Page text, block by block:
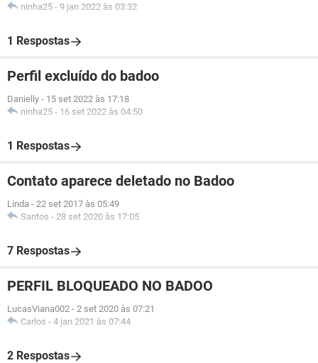
ninha25 - 9 jan 2022 às 03:32
1 Respostas
Perfil excluído do badoo
Danielly - 15 set 2022 às 17:18
ninha25 - 16 set 2022 às 04:50
1 Respostas
Contato aparece deletado no Badoo
Linda - 22 set 2017 às 05:49
Santos - 28 set 2020 às 17:05
7 Respostas
PERFIL BLOQUEADO NO BADOO
LucasViana002 - 2 set 2020 às 07:21
Carlos - 4 jan 2021 às 07:44
2 Respostas